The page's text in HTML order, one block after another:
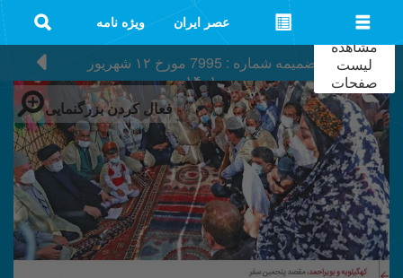
عصر ایران ویژه نامه
ضمیمه شماره : 7995 مورخ
۱۲ شهریور
۱۴۰۱
فعال کردن بزرگنمایی
مشاهده
لیست
صفحات